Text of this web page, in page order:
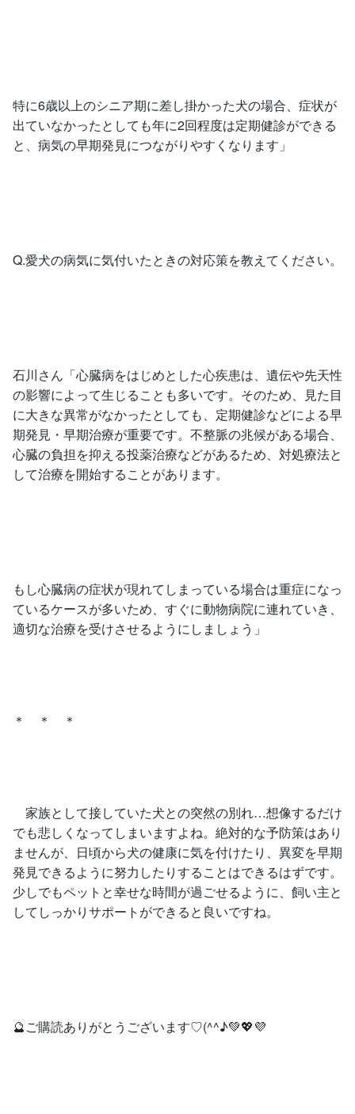
特に6歳以上のシニア期に差し掛かった犬の場合、症状が
出ていなかったとしても年に2回程度は定期健診ができる
と、病気の早期発見につながりやすくなります」
Q.愛犬の病気に気付いたときの対応策を教えてください。
石川さん「心臓病をはじめとした心疾患は、遺伝や先天性
の影響によって生じることも多いです。そのため、見た目
に大きな異常がなかったとしても、定期健診などによる早
期発見・早期治療が重要です。不整脈の兆候がある場合、
心臓の負担を抑える投薬治療などがあるため、対処療法と
して治療を開始することがあります。
もし心臓病の症状が現れてしまっている場合は重症になっ
ているケースが多いため、すぐに動物病院に連れていき、
適切な治療を受けさせるようにしましょう」
＊ ＊ ＊
家族として接していた犬との突然の別れ…想像するだけ
でも悲しくなってしまいますよね。絶対的な予防策はあり
ませんが、日頃から犬の健康に気を付けたり、異変を早期
発見できるように努力したりすることはできるはずです。
少しでもペットと幸せな時間が過ごせるように、飼い主と
してしっかりサポートができると良いですね。
🔮ご購読ありがとうございます♡(^^♪💚💖💜